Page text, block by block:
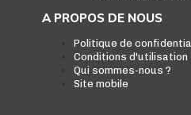
A PROPOS DE NOUS
Politique de
Conditions d'utilisation
Qui sommes-nous ?
Site mobile